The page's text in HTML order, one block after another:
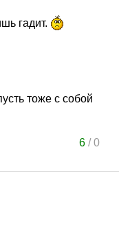
гадит.
тоже с собой
6/0